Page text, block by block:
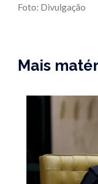
Foto: Divulgação
Mais